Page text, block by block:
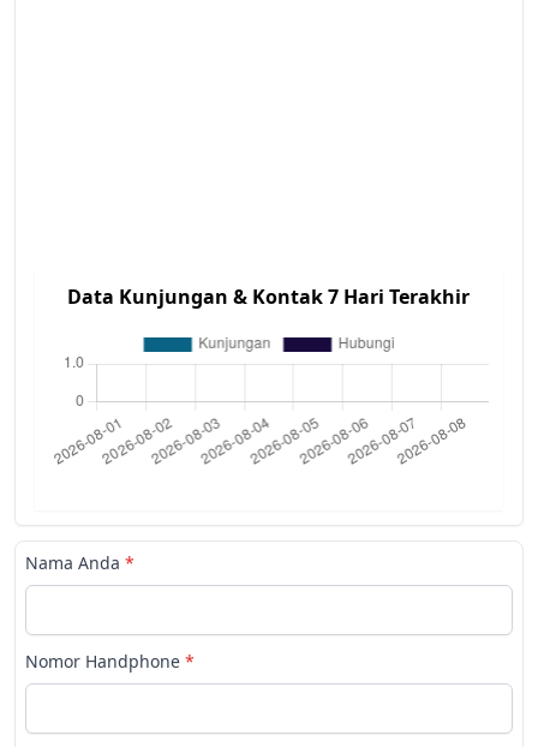
Data Kunjungan & Kontak 7 Hari Terakhir
Nama Anda *
Nomor Handphone *